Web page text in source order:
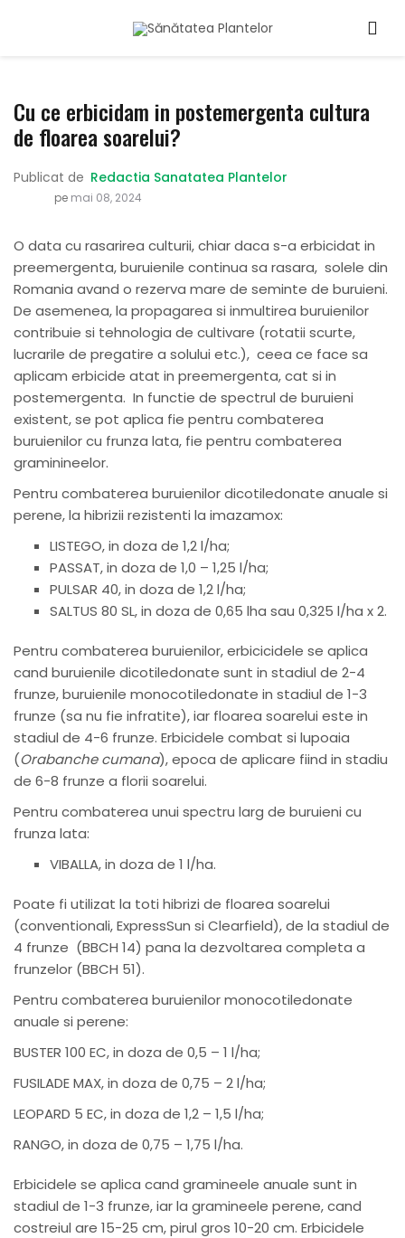
Cu ce erbicidam in postemergenta cultura
de floarea soarelui?
Publicat de Redactia Sanatatea Plantelor
pe mai 08, 2024
O data cu rasarirea culturii, chiar daca s-a erbicidat in
preemergenta, buruienile continua sa rasara, solele din
Romania avand o rezerva mare de seminte de buruieni.
De asemenea, la propagarea si inmultirea buruienilor
contribuie si tehnologia de cultivare (rotatii scurte,
lucrarile de pregatire a solului etc.), ceea ce face sa
aplicam erbicide atat in preemergenta, cat si in
postemergenta. In functie de spectrul de buruieni
existent, se pot aplica fie pentru combaterea
buruienilor cu frunza lata, fie pentru combaterea
graminineelor.
Pentru combaterea buruienilor dicotiledonate anuale si
perene, la hibrizii rezistenti la imazamox:
LISTEGO, in doza de 1,2 l/ha;
PASSAT, in doza de 1,0 – 1,25 l/ha;
PULSAR 40, in doza de 1,2 l/ha;
SALTUS 80 SL, in doza de 0,65 lha sau 0,325 l/ha x 2.
Pentru combaterea buruienilor, erbicicidele se aplica
cand buruienile dicotiledonate sunt in stadiul de 2-4
frunze, buruienile monocotiledonate in stadiul de 1-3
frunze (sa nu fie infratite), iar floarea soarelui este in
stadiul de 4-6 frunze. Erbicidele combat si lupoaia
(Orabanche cumana), epoca de aplicare fiind in stadiu
de 6-8 frunze a florii soarelui.
Pentru combaterea unui spectru larg de buruieni cu
frunza lata:
VIBALLA, in doza de 1 l/ha.
Poate fi utilizat la toti hibrizi de floarea soarelui
(conventionali, ExpressSun si Clearfield), de la stadiul de
4 frunze (BBCH 14) pana la dezvoltarea completa a
frunzelor (BBCH 51).
Pentru combaterea buruienilor monocotiledonate
anuale si perene:
BUSTER 100 EC, in doza de 0,5 – 1 l/ha;
FUSILADE MAX, in doza de 0,75 – 2 l/ha;
LEOPARD 5 EC, in doza de 1,2 – 1,5 l/ha;
RANGO, in doza de 0,75 – 1,75 l/ha.
Erbicidele se aplica cand gramineele anuale sunt in
stadiul de 1-3 frunze, iar la gramineele perene, cand
costreiul are 15-25 cm, pirul gros 10-20 cm. Erbicidele